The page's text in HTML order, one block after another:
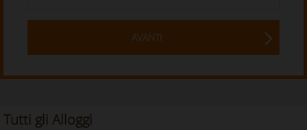
AVANTI
Tutti gli Alloggi